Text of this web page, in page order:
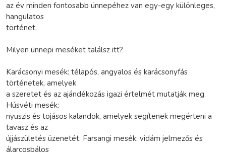
az év minden fontosabb ünnepéhez van egy-egy különleges,
hangulatos
történet.
Milyen ünnepi meséket találsz itt?
Karácsonyi mesék: télapós, angyalos és karácsonyfás
történetek, amelyek
a szeretet és az ajándékozás igazi értelmét mutatják meg.
Húsvéti mesék:
nyuszis és tojásos kalandok, amelyek segítenek megérteni a
tavasz és az
újjászületés üzenetét. Farsangi mesék: vidám jelmezős és
álarcosbálos